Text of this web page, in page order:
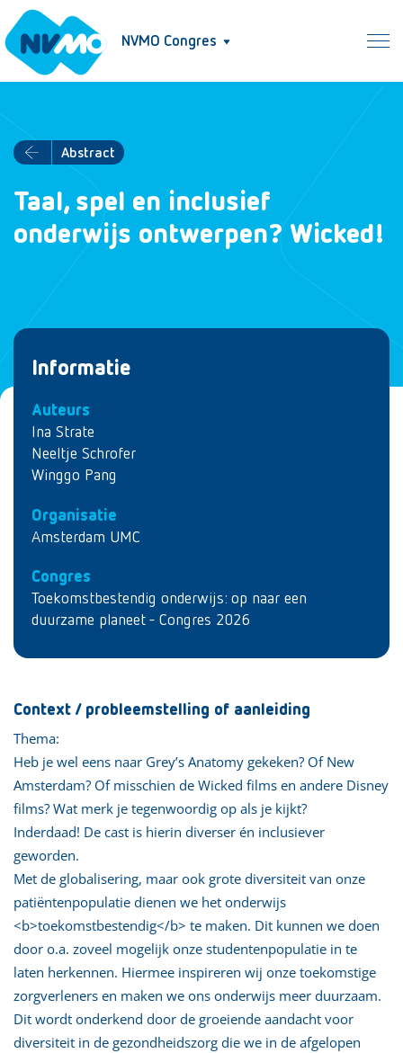
NVMO Congres
Abstract
Taal, spel en inclusief
onderwijs ontwerpen? Wicked!
Informatie
Auteurs
Ina Strate
Neeltje Schrofer
Winggo Pang
Organisatie
Amsterdam UMC
Congres
Toekomstbestendig onderwijs: op naar een
duurzame planeet - Congres 2026
Context / probleemstelling of aanleiding
Thema:
Heb je wel eens naar Grey’s Anatomy gekeken? Of New
Amsterdam? Of misschien de Wicked films en andere Disney
films? Wat merk je tegenwoordig op als je kijkt?
Inderdaad! De cast is hierin diverser én inclusiever
geworden.
Met de globalisering, maar ook grote diversiteit van onze
patiëntenpopulatie dienen we het onderwijs
<b>toekomstbestendig</b> te maken. Dit kunnen we doen
door o.a. zoveel mogelijk onze studentenpopulatie in te
laten herkennen. Hiermee inspireren wij onze toekomstige
zorgverleners en maken we ons onderwijs meer duurzaam.
Dit wordt onderkend door de groeiende aandacht voor
diversiteit in de gezondheidszorg die we in de afgelopen